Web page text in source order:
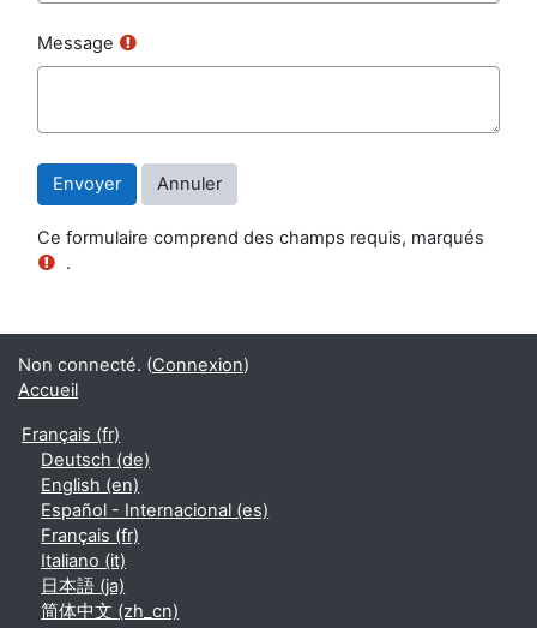
Message
Ce formulaire comprend des champs requis, marqués
.
Non connecté. (Connexion)
Accueil
Français ‎(fr)‎
Deutsch ‎(de)‎
English ‎(en)‎
Español - Internacional ‎(es)‎
Français ‎(fr)‎
Italiano ‎(it)‎
日本語 ‎(ja)‎
简体中文 ‎(zh_cn)‎